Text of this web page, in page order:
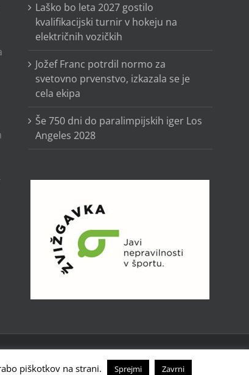
Laško bo leta 2027 gostilo
kvalifikacijski turnir v hokeju na
električnih vozičkih
Jožef Franc potrdil normo za
svetovno prvenstvo, izkazala se je
cela ekipa
Še 750 dni do paralimpijskih iger Los
Angeles 2028
FacebookInstagram
X YouTube
piškotkov na strani. Sprejmi Zavrni